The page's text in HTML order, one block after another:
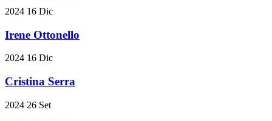
2024 16 Dic
Irene Ottonello
2024 16 Dic
Cristina Serra
2024 26 Set